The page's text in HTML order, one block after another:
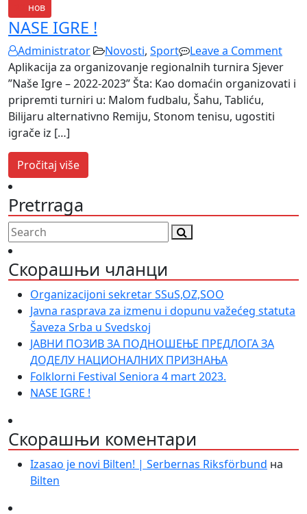
нов
NASE IGRE !
Administrator Novosti, Sport Leave a Commenton
IGRE
Aplikacija za organizovanje regionalnih turnira Sjever
”Naše Igre – 2022-2023” Šta: Kao domaćin organizovati i
pripremti turniri u: Malom fudbalu, Šahu, Tabliću,
Bilijaru alternativno Remiju, Stonom tenisu, ugostiti
igrače iz […]
Pročitaj više
Pretrraga
Скорашњи чланци
Organizacijoni sekretar SSuS,OZ,SOO
Javna rasprava za izmenu i dopunu važećeg statuta
Šaveza Srba u Svedskoj
ЈАВНИ ПОЗИВ ЗА ПОДНОШЕЊЕ ПРЕДЛОГА ЗА
ДОДЕЛУ НАЦИОНАЛНИХ ПРИЗНАЊА
Folklorni Festival Seniora 4 mart 2023.
NASE IGRE !
Скорашњи коментари
Izasao je novi Bilten! | Serbernas Riksförbund на
Bilten